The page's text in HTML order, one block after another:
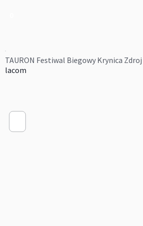
TAURON Festiwal Biegowy Krynica Zdroj
lacom